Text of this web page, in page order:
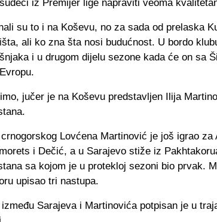
iz Premijer lige napraviti veoma
su to i na Koševu, no za sada od prelaska
ali ko zna šta nosi budućnost. U bordo
i u drugom dijelu sezone kada će on sa
jučer je na Koševu predstavljen Ilija
crnogorskog Lovćena Martinović je još igrao za
i Dečić, a u Sarajevo stiže iz
sa kojom je u protekloj sezoni bio prvak.
upisao tri nastupa.
Sarajeva i Martinovića potpisan je u